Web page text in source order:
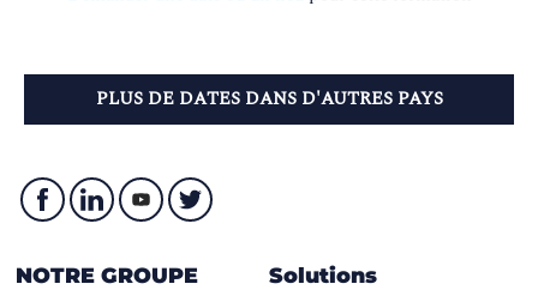
PLUS DE DATES DANS D'AUTRES PAYS
NOTRE GROUPE Solutions